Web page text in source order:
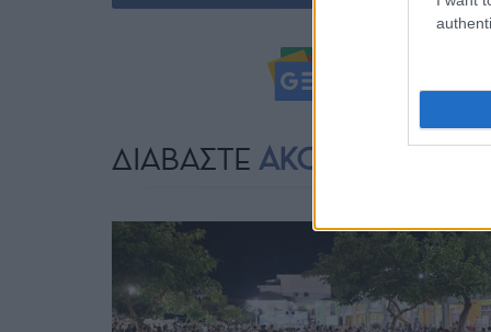
ΔΙΑΒΑΣΤΕ ΑΚΟΜΗ